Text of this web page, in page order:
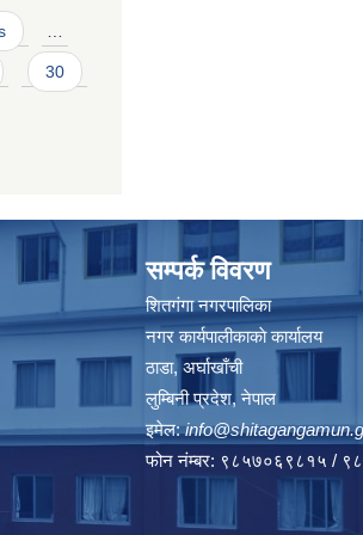
30
सम्पर्क विवरण
शितगंगा नगरपालिका
नगर कार्यपालीकाकाे कार्यालय
ठाडा, अर्घाखाँची
लुम्बिनी प्रदेश, नेपाल
इमेल:
फोन नंम्बर: ९८५७०६९८१५ /